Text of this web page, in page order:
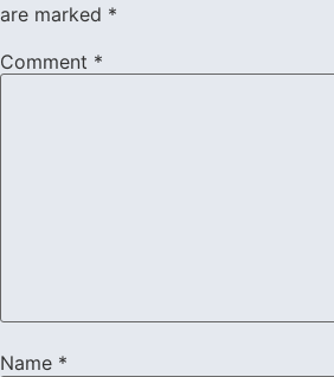
are marked *
Comment *
Name *